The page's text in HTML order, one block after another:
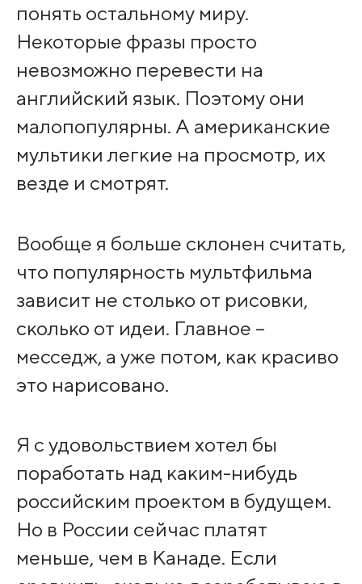
понять остальному миру.
Некоторые фразы просто
невозможно перевести на
английский язык. Поэтому они
малопопулярны. А американские
мультики легкие на просмотр, их
везде и смотрят.
Вообще я больше склонен считать,
что популярность мультфильма
зависит не столько от рисовки,
сколько от идеи. Главное –
месседж, а уже потом, как красиво
это нарисовано.
Я с удовольствием хотел бы
поработать над каким-нибудь
российским проектом в будущем.
Но в России сейчас платят
меньше, чем в Канаде. Если